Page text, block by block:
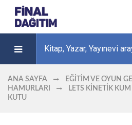
ANA SAYFA EĞITIM VE OYUN
HAMURLARI
LETS KINETIK
KUTU